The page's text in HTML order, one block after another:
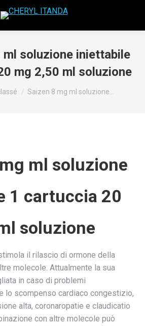
ml soluzione iniettabile
mg 2,50 ml soluzione
Saizen 8 mg ml soluzione…
ml soluzione
1 cartuccia 20
soluzione
il rilascio di ormone della
molecole. Attualmente la sua
in caso di problemi
lo scompenso cardiaco congestizio,
alta, coronaropatie e claudicatio
con altre molecole può